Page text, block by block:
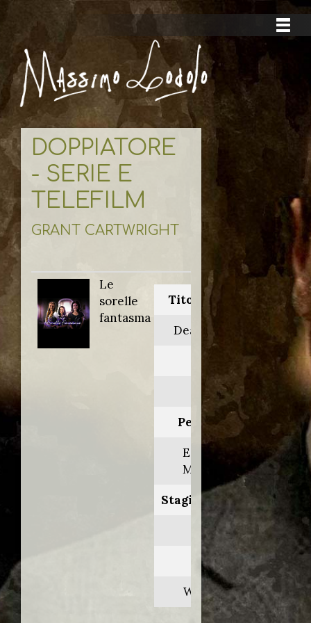
DOPPIATORE
- SERIE E
TELEFILM
GRANT CARTWRIGHT
Le
sorelle
fantasma
Titolo originale:
Dead gorgeous
2010
Personaggio:
Edward van
Melverdere
Stagione.Episodio:
1.4-13
Regia di:
Wayne Blair